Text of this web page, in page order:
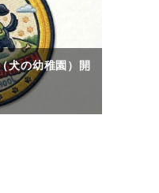
犬の幼稚園）開